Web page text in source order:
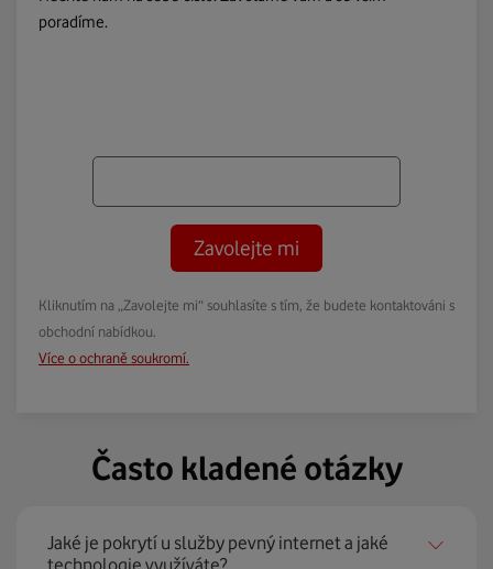
poradíme.
Zavolejte mi
Kliknutím na „Zavolejte mi“ souhlasíte s tím, že budete kontaktováni s
obchodní nabídkou.
Více o ochraně soukromí.
Často kladené otázky
Jaké je pokrytí u služby pevný internet a jaké
technologie využíváte?